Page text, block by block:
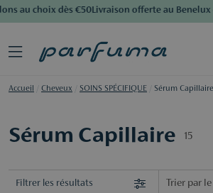
au choix dès €50Livraison offerte au Benelux
Accueil Cheveux SOINS SPÉCIFIQUE Sérum Capillaire
Sérum Capillaire 15
Filtrer les résultats